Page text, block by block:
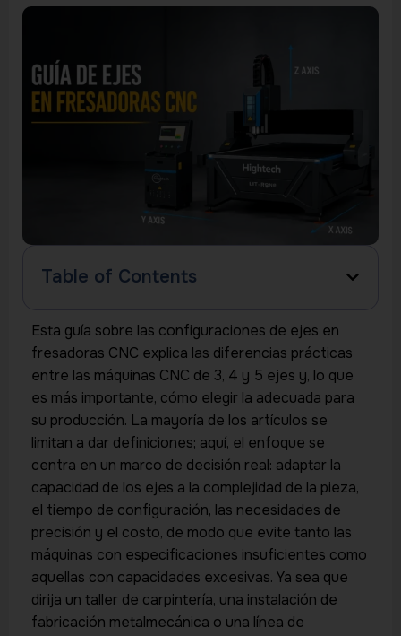
Table of Contents
Esta guía sobre las configuraciones de ejes en
fresadoras CNC explica las diferencias prácticas
entre las máquinas CNC de 3, 4 y 5 ejes y, lo que
es más importante, cómo elegir la adecuada para
su producción. La mayoría de los artículos se
limitan a dar definiciones; aquí, el enfoque se
centra en un marco de decisión real: adaptar la
capacidad de los ejes a la complejidad de la pieza,
el tiempo de configuración, las necesidades de
precisión y el costo, de modo que evite tanto las
máquinas con especificaciones insuficientes como
aquellas con capacidades excesivas. Ya sea que
dirija un taller de carpintería, una instalación de
fabricación metalmecánica o una línea de